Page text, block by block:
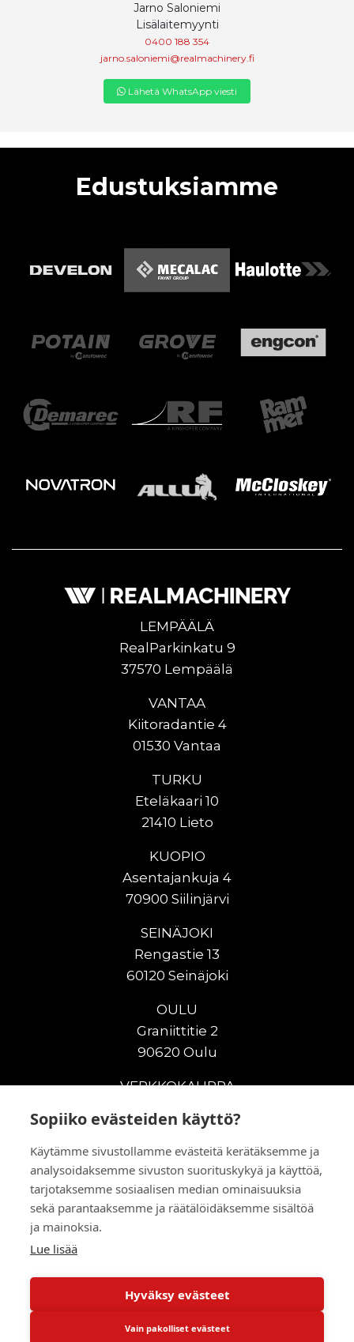
Sopiiko evästeiden käyttö?
Käytämme sivustollamme evästeitä kerätäksemme ja
analysoidaksemme sivuston suorituskykyä ja käyttöä,
tarjotaksemme sosiaalisen median ominaisuuksia
sekä parantaaksemme ja räätälöidäksemme sisältöä
ja mainoksia.
Lue lisää
Hyväksy evästeet
Vain pakolliset evästeet
Jarno Saloniemi
Lisälaitemyynti
0400 188 354
jarno.saloniemi@realmachinery.fi
Lähetä WhatsApp viesti
Edustuksiamme
LEMPÄÄLÄ
RealParkinkatu 9
37570 Lempäälä
VANTAA
Kiitoradantie 4
01530 Vantaa
TURKU
Eteläkaari 10
21410 Lieto
KUOPIO
Asentajankuja 4
70900 Siilinjärvi
SEINÄJOKI
Rengastie 13
60120 Seinäjoki
OULU
Graniittitie 2
90620 Oulu
VERKKOKAUPPA
Uudet maanrakennuskoneet
Vuokrakoneet
Kampanjat
Vaihtokoneet
© 2026 RealMachinery Oy
Powered by